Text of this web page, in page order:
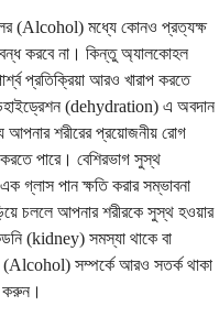
(Alcohol) মধ্যে কোনও প্রত্যক্ষ
বন্ধ করবে না। কিন্তু অ্যালকোহল
প্রতিক্রিয়া আরও খারাপ করতে
(dehydration) এ অবদান
আপনার শরীরের প্রয়োজনীয় রোগ
পারে। বেশিরভাগ সুস্থ
গ্লাস পান ক্ষতি করার সম্ভাবনা
চললে আপনার শরীরকে সুস্থ হওয়ার
(kidney) সমস্যা থাকে বা
(Alcohol) সম্পর্কে আরও সতর্ক থাকা
করুন।